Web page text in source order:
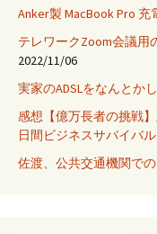
Anker製 MacBook Pro 充
テレワークZoom会議用
2022/11/06
実家のADSLをなんとか
感想【億万長者の挑戦
日間ビジネスサバイバル
佐渡、公共交通機関で